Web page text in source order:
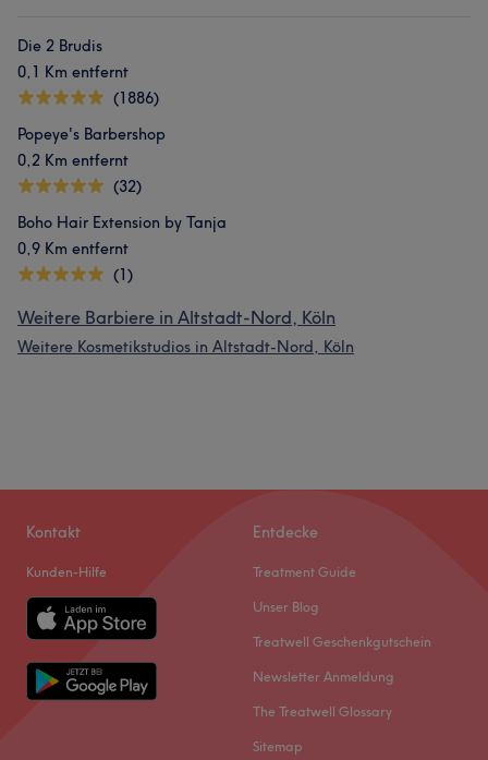
Die 2 Brudis
0,1 Km entfernt
(1886)
Popeye's Barbershop
0,2 Km entfernt
(32)
Boho Hair Extension by Tanja
0,9 Km entfernt
(1)
Weitere Barbiere in Altstadt-Nord, Köln
Weitere Kosmetikstudios in Altstadt-Nord, Köln
Kontakt
Kunden-Hilfe
Entdecke
Treatment Guide
Unser Blog
Treatwell Geschenkgutschein
Newsletter Anmeldung
The Treatwell Glossary
Sitemap